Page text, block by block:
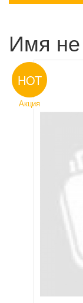
Имя
HOT
Акция